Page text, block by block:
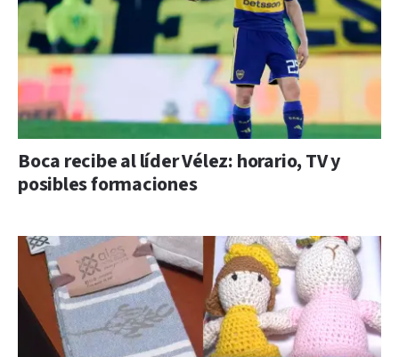
Boca recibe al líder Vélez: horario, TV y
posibles formaciones